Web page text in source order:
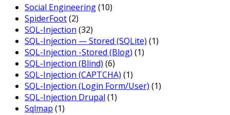
Social Engineering(10)
SpiderFoot(2)
SQL-Injection (32)
SQL-Injection — Stored (SQLite) (1)
SQL-Injection -Stored (Blog) (1)
SQL-Injection (Blind) (6)
SQL-Injection (CAPTCHA) (1)
SQL-Injection (Login Form/User) (1)
SQL-Injection Drupal (1)
Sqlmap (1)